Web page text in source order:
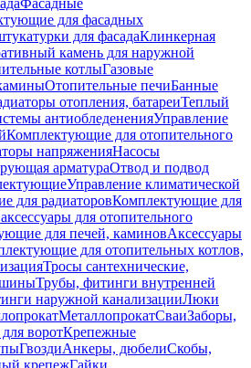
Фасадные
для фасадных
для фасадаКлинкерная
камень для наружной
котлыГазовые
Отопительные печиБанные
отопления, батареиТеплый
антиобледененияУправление
Комплектующие для отопительного
напряженияНасосы
арматураОтвод и подвод
Управление климатической
для радиаторовКомплектующие для
для отопительного
для печей, каминовАксессуары
для отопительных котлов,
Тросы сантехнические,
Трубы, фитинги внутренней
наружной канализацииЛюки
МеталлопрокатСваиЗаборы,
воротКрепежные
ГвоздиАнкеры, дюбелиСкобы,
крепежГайки,